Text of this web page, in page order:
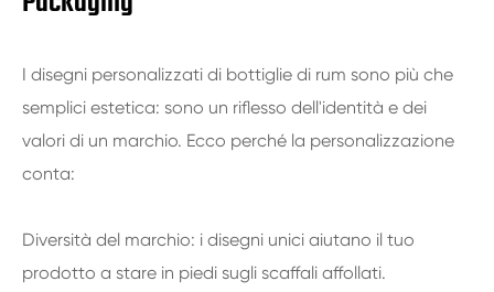
I disegni personalizzati di bottiglie di rum sono più che
semplici estetica: sono un riflesso dell'identità e dei
valori di un marchio. Ecco perché la personalizzazione
conta:
Diversità del marchio: i disegni unici aiutano il tuo
prodotto a stare in piedi sugli scaffali affollati.